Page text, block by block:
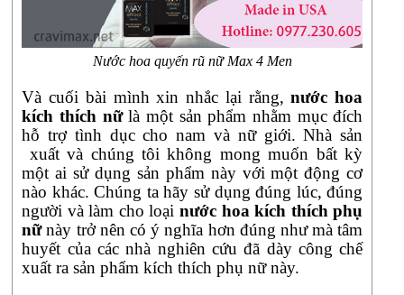
Nước hoa quyến rũ nữ Max 4 Men
Và cuối bài mình xin nhắc lại rằng,nước hoa
kích thích nữlà một sản phẩm nhằm mục đích
hỗ trợ tình dục cho nam và nữ giới. Nhà sản
xuất và chúng tôi không mong muốn bất kỳ
một ai sử dụng sản phẩm này với một động cơ
nào khác. Chúng ta hãy sử dụng đúng lúc, đúng
người và làm cho loạinước hoa kích thích phụ
nữnày trở nên có ý nghĩa hơn đúng như mà tâm
huyết của các nhà nghiên cứu đã dày công chế
xuất ra sản phẩm kích thích phụ nữ này.